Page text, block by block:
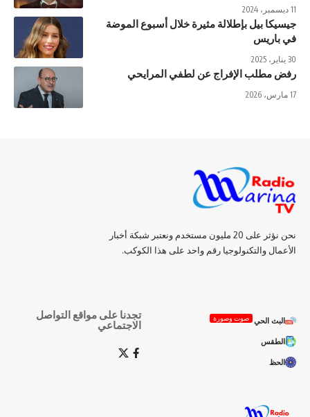
11 ديسمبر، 2024
جيسيكا بيل بإطلالة مثيرة خلال أسبوع الموضة
في باريس
30 يناير، 2025
رفض مطلب الإفراج عن لطفي المرايحي
17 مارس، 2026
نحن نؤثر على 20 مليون مستخدم ونعتبر شبكة أخبار
الأعمال والتكنولوجيا رقم واحد على هذا الكوكب.
البث الحي صوت وصورة
الطقس
الحظ
تجدنا على مواقع التواصل
الاجتماعي